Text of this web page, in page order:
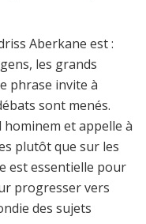
Aberkane est :
les grands
phrase invite à
sont menés.
et appelle à
plutôt que sur les
est essentielle pour
progresser vers
des sujets